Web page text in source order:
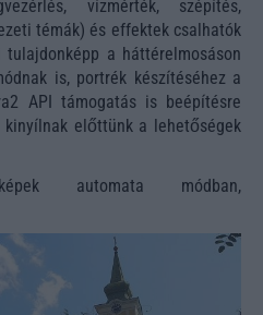
vízmérték, szépítés,
témák) és effektek csalhatók
a háttérelmosáson
is, portrék készítéséhez a
API támogatás is beépítésre
előttünk a lehetőségek
automata módban,